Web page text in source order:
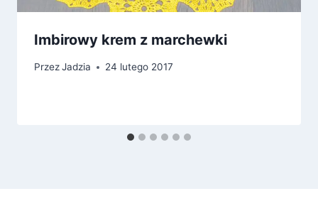
Imbirowy krem z marchewki
PrzezJadzia 24 lutego 2017